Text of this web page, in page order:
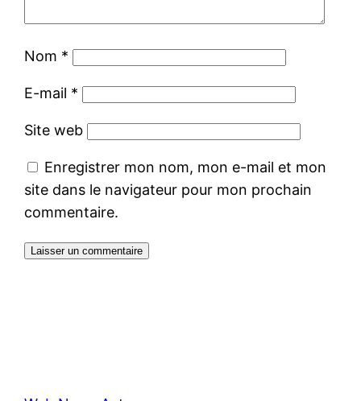
Nom *
E-mail *
Site web
Enregistrer mon nom, mon e-mail et mon
site dans le navigateur pour mon prochain
commentaire.